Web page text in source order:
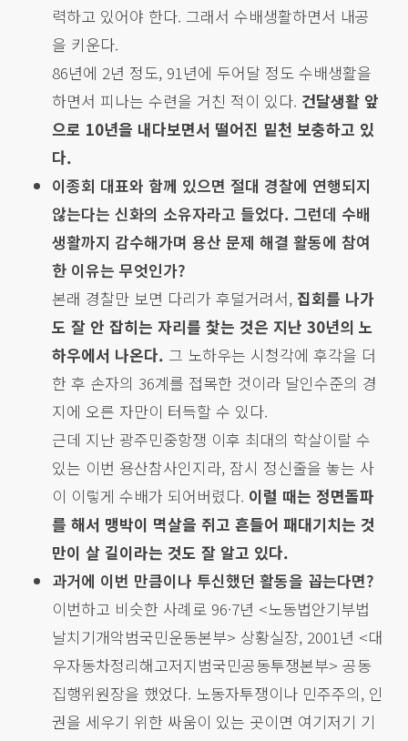
력하고 있어야 한다. 그래서 수배생활하면서 내공
을 키운다.
86년에 2년 정도, 91년에 두어달 정도 수배생활을
하면서 피나는 수련을 거친 적이 있다. 건달생활 앞
으로 10년을 내다보면서 떨어진 밑천 보충하고 있
다.
이종회 대표와 함께 있으면 절대 경찰에 연행되지
않는다는 신화의 소유자라고 들었다. 그런데 수배
생활까지 감수해가며 용산 문제 해결 활동에 참여
한 이유는 무엇인가?
본래 경찰만 보면 다리가 후덜거려서, 집회를 나가
도 잘 안 잡히는 자리를 찿는 것은 지난 30년의 노
하우에서 나온다. 그 노하우는 시청각에 후각을 더
한 후 손자의 36계를 접목한 것이라 달인수준의 경
지에 오른 자만이 터득할 수 있다.
근데 지난 광주민중항쟁 이후 최대의 학살이랄 수
있는 이번 용산참사인지라, 잠시 정신줄을 놓는 사
이 이렇게 수배가 되어버렸다. 이럴 때는 정면돌파
를 해서 맹박이 멱살을 쥐고 흔들어 패대기치는 것
만이 살 길이라는 것도 잘 알고 있다.
과거에 이번 만큼이나 투신했던 활동을 꼽는다면?
이번하고 비슷한 사례로 96·7년 <노동법안기부법
날치기개악범국민운동본부> 상황실장, 2001년 <대
우자동차정리해고저지범국민공동투쟁본부> 공동
집행위원장을 했었다. 노동자투쟁이나 민주주의, 인
권을 세우기 위한 싸움이 있는 곳이면 여기저기 기